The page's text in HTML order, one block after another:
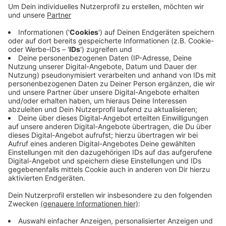
hatte er einen Schraubendreher dabei, wohl um bei
Bedarf zuzustechen, glauben die Ermittler. Dem
Mann wird zudem ein sexueller Übergriffs zur Last
gelegt. Im Viertel Ostersbaum hätten ihn viele
Menschen wegen seiner aggressiven Art gekannt
und gefürchtet. Die Staatsanwaltschaft lässt auch
prüfen, ob der Mann eine psychische Erkrankung
hat.
Veröffentlicht:Mittwoch, 15.11.2023 09:28
Anzeige